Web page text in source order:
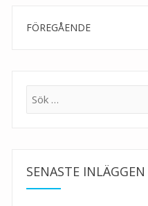
Inläggsnavigering
Sök
SENASTE INLÄGGEN